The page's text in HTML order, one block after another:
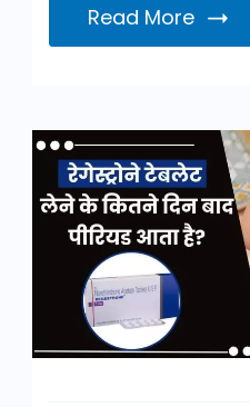
Read More
रेगेस्ट्रोने
टेबलेट
लेने
कितने
बाद